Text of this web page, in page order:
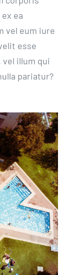
ea
vel eum iure
esse
illum qui
pariatur?